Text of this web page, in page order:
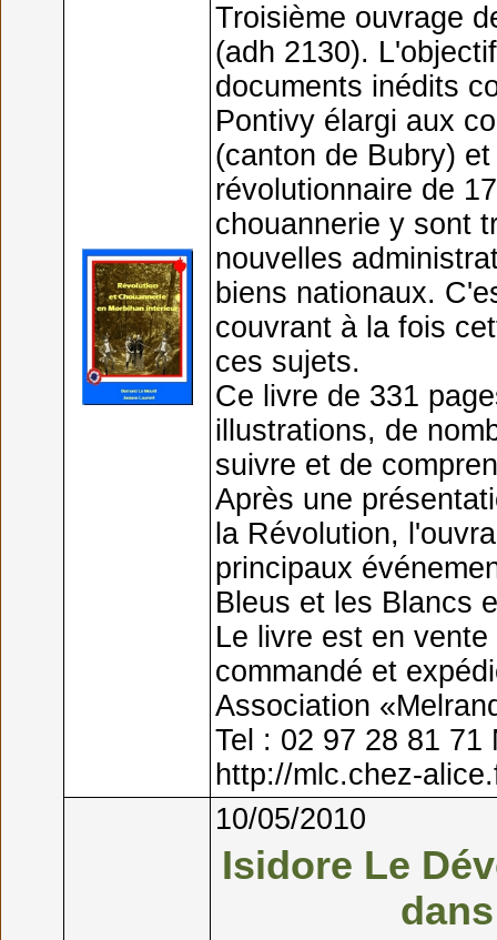
Troisième ouvrage
(adh 2130).
documents inédits
Pontivy élargi aux
(canton de Bubry)
révolutionnaire de
chouannerie y sont
nouvelles
biens nationaux.
couvrant à la fois
ces sujets.
Ce livre de 331
illustrations, de
suivre et de
Après une
la Révolution,
principaux
Bleus et les Blancs
Le livre est en
commandé et
Association
Tel : 02 97 28 81 71
http://mlc.chez-
10/05/2010
Isidore Le